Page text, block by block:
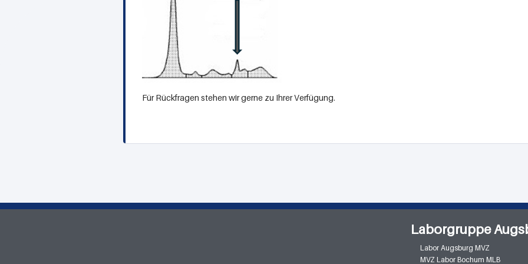
Für Rückfragen stehen wir gerne zu Ihrer Verfügung.
Laborgruppe
Labor Augsburg MVZ
MVZ Labor Bochum MLB